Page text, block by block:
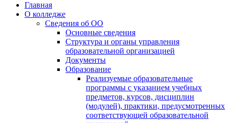
Главная
О колледже
Сведения об ОО
Основные сведения
Структура и органы управления
образовательной организацией
Документы
Образование
Реализуемые образовательные
программы с указанием учебных
предметов, курсов, дисциплин
(модулей), практики, предусмотренных
соответствующей образовательной